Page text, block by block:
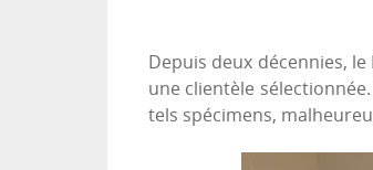
Depuis deux décennies,
une clientèle
tels spécimens,